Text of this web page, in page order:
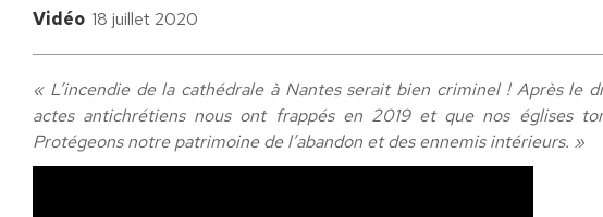
Vidéo 18 juillet 2020
« L’incendie de la cathédrale à Nantes serait bien criminel ! Après le
actes antichrétiens nous ont frappés en 2019 et que nos églises
Protégeons notre patrimoine de l’abandon et des ennemis intérieurs. »